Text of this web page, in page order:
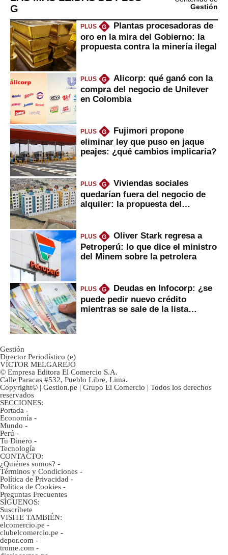
G
Gestión
PLUS G
Plantas procesadoras de
oro en la mira del Gobierno: la
propuesta contra la minería ilegal
PLUS G
Alicorp: qué ganó con la
compra del negocio de Unilever
en Colombia
PLUS G
Fujimori propone
eliminar ley que puso en jaque
peajes: ¿qué cambios implicaría?
PLUS G
Viviendas sociales
quedarían fuera del negocio de
alquiler: la propuesta del
PLUS G
Oliver Stark regresa a
Petroperú: lo que dice el ministro
del Minem sobre la petrolera
PLUS G
Deudas en Infocorp: ¿se
puede pedir nuevo crédito
mientras se sale de la lista
Gestión
Director Periodístico (e)
VÍCTOR MELGAREJO
© Empresa Editora El Comercio S.A.
Calle Paracas #532, Pueblo Libre, Lima.
Copyright© | Gestion.pe | Grupo El Comercio | Todos los derechos
reservados
SECCIONES:
Portada -
Economía -
Mundo -
Perú -
Tu Dinero -
Tecnología
CONTACTO:
¿Quiénes somos? -
Términos y Condiciones -
Política de Privacidad -
Politica de Cookies -
Preguntas Frecuentes
SÍGUENOS:
Suscríbete
VISITE TAMBIÉN:
elcomercio.pe -
clubelcomercio.pe -
depor.com -
trome.com -